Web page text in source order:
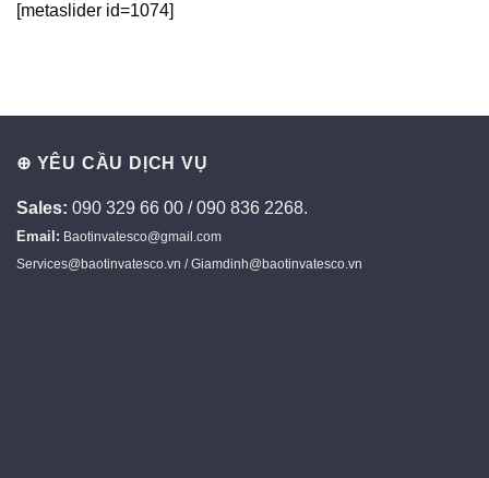
[metaslider id=1074]
⊕ YÊU CẦU DỊCH VỤ
Sales: 090 329 66 00 / 090 836 2268.
Email: Baotinvatesco@gmail.com
Services@baotinvatesco.vn / Giamdinh@baotinvatesco.vn